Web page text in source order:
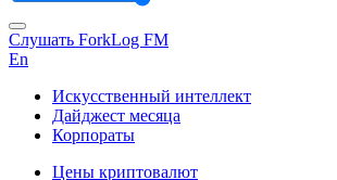
Слушать ForkLog FM
En
Искусственный интеллект
Дайджест месяца
Корпораты
Цены криптовалют